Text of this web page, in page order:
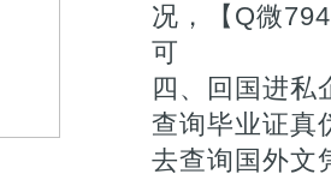
况，【Q微
可
四、回国进私
查询毕业证真
去查询国外文